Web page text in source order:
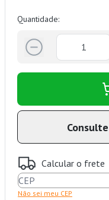
Quantidade:
Calcular o frete
Não sei meu CEP